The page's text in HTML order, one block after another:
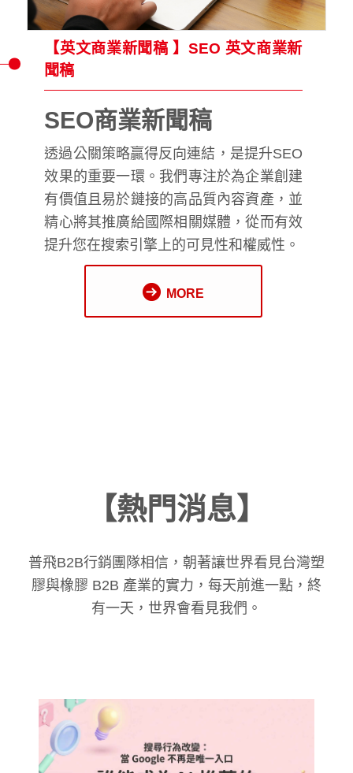
【英文商業新聞稿 】SEO 英文商業新
聞稿
SEO商業新聞稿
透過公關策略贏得反向連結，是提升SEO
效果的重要一環。我們專注於為企業創建
有價值且易於鏈接的高品質內容資產，並
精心將其推廣給國際相關媒體，從而有效
提升您在搜索引擎上的可見性和權威性。
MORE
【熱門消息】
普飛B2B行銷團隊相信，朝著讓世界看見台灣塑
膠與橡膠 B2B 產業的實力，每天前進一點，終
有一天，世界會看見我們。